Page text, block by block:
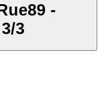
-
3